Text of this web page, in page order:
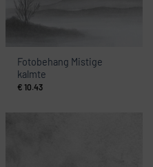
Fotobehang Mistige
kalmte
€ 10.43